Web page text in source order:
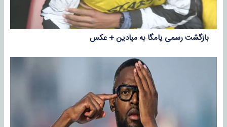
بازگشت رسمی یامگا به میادین + عکس